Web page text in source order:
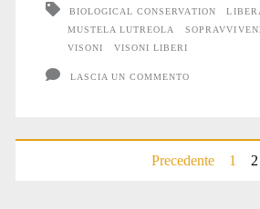
nati
reinseriti
BIOLOGICAL CONSERVATION
MUSTELA LUTREOLA
VISONI
VISONI LIBERI
LASCIA UN COMMENTO
PaginazionePrecedente 1 2